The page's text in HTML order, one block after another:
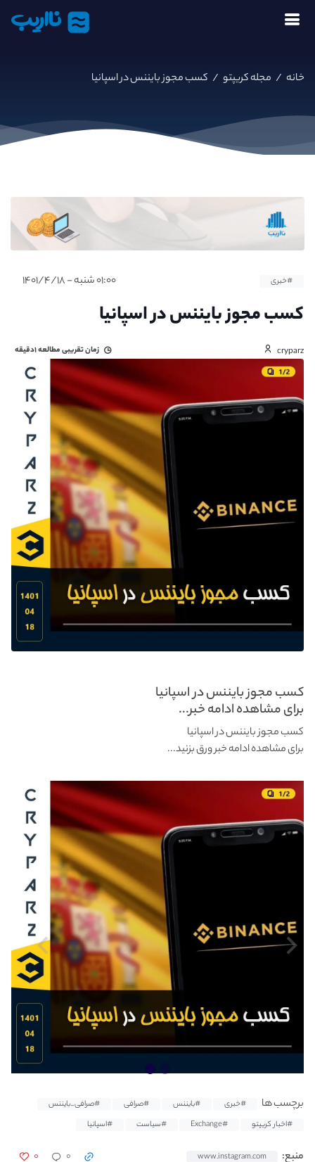
نااریب
خانه / مجله کریپتو / کسب مجوز بایننس در اسپانیا
#خبری ۰۱:۰۰ شنبه - ۱۴۰۱/۴/۱۸
کسب مجوز بایننس در اسپانیا
cryparz زمان تقریبی مطالعه۱دقیقه
کسب مجوز بایننس در اسپانیا
برای مشاهده ادامه خبر...
کسب مجوز بایننس در اسپانیا
برای مشاهده ادامه خبر ورق بزنید...
برچسب ها #خبری #بایننس #صرافی
#صرافی_بایننس
#اخبار کریپتو
#Exchange #سیاست #اسپانیا
منبع: www.instagram.com ۰ ۰